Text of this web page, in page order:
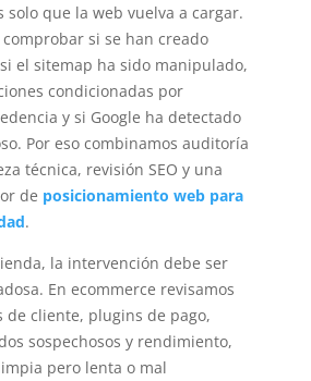
solo que la web vuelva a cargar.
si se han creado
el sitemap ha sido manipulado,
condicionadas por
y si Google ha detectado
Por eso combinamos auditoría
técnica, revisión SEO y una
de posicionamiento web para
.
la intervención debe ser
En ecommerce revisamos
de cliente, plugins de pago,
sospechosos y rendimiento,
pero lenta o mal